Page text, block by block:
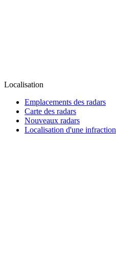
Localisation
Emplacements des radars
Carte des radars
Nouveaux radars
Localisation d'une infraction